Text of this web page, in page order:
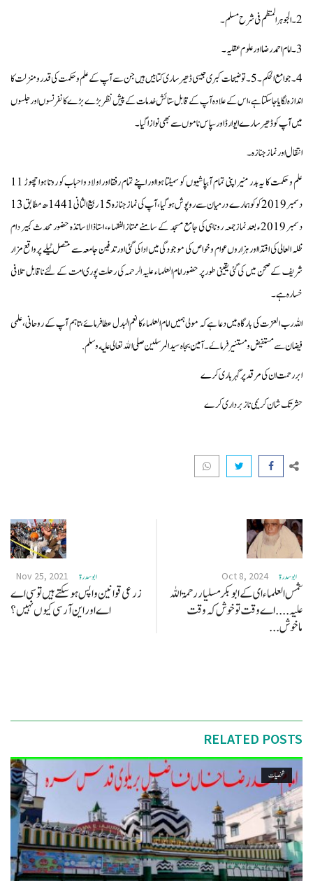
2۔ الجوہر المنظم فی شرح مسلم۔
3۔ امام احمد رضا اور علوم عقلیہ۔
4۔ جوامع الحکم ۔ 5۔ توضیحات کبری جیسی ڈھیر ساری کتابیں ہیں جن سے آپ کے علم و حکمت کی قدرومنزلت کا
اندازہ لگایا جاسکتا ہے، اس کے علاوہ آپ کے قابل ستائش خدمات کے پیش نظر بڑے بڑے کانفرنسوں اور جلسوں
میں آپ کو ڈھیر سارے ایوارڈ اور سپاس ناموں سے بھی نوازا گیا ۔
انتقال اور نماز جنازہ۔
علم و حکمت کا یہ بدر منیر اپنی تمام آبپاشیوں کو سمیٹتا ہوا اور اپنے تمام رفقا اور اولاد و احباب کو روتا ہوا چھوڑ 11
دسمبر 2019 کو کو ہمارے درمیان سے روپوش ہو گیا، آپ کی نماز جنازہ 15 ربیع الثانی 1441ھ مطابق 13
دسمبر 2019ء بعدنمازجمعہ روناہی کی جامع مسجد کے سامنے ممتاز الفقہاء، استاذ الاساتذہ حضور محدث کبیر دام
ظلہ العالی کی اقتدا اور ہزاروں عوام و خواص کی موجودگی میں ادا کی گئی اور تدفین جامعہ سے متصل ٹیلے پر واقع مزار
شریف کے صحن میں کی گئی یقینی طور پر حضور امام العلماء علیہ الرحمہ کی رحلت پوری امت کے لئے ناقابل تلافی
خسارہ ہے۔
اللہ رب العزت کی بارگاہ میں دعا ہے کہ مولی ہمیں امام العلماء کا نعم البدل عطا فرمائے، تاہم آپ کے روحانی، علمی
فیضان سے مستفیض و مستنیر فرماۓ۔ آمین بجاہ سيد المرسلين صلى الله تعالى عليه وسلم.
ابر رحمت ان کی مرقد پر گہر باری کرے
حشر تک شان کریمی ناز برداری کرے
ابو سدرة Oct 8, 2024
شمس العلماء ای کے ابو بکر مسلیار رحمۃ اللہ
علیہ .... اے وقت تو خوش کہ وقت
ماخوش...
ابو سدرة Nov 25, 2021
زرعی قوانین واپس ہو سکتے ہیں تو سی اے
اے اور این آر سی کیوں نہیں ؟
RELATED POSTS
شخصیات